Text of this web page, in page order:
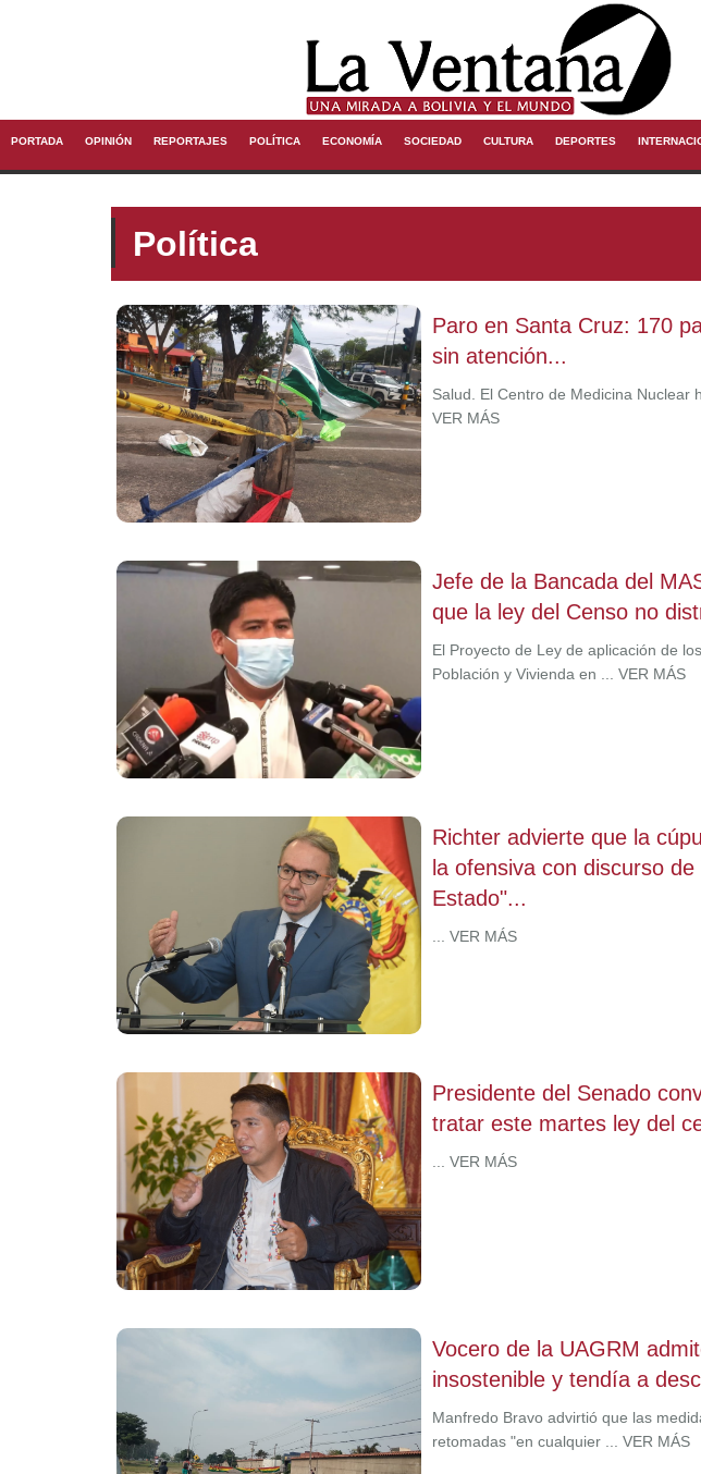
PORTADA OPINIÓN REPORTAJES POLÍTICA ECONOMÍA SOCIEDAD CULTURA DEPORTES
Política
Paro en Santa Cruz: 170
sin atención...
Salud. El Centro de Medicina Nuclear
VER MÁS
Jefe de la Bancada del
que la ley del Censo no
El Proyecto de Ley de aplicación de
Población y Vivienda en ... VER MÁS
Richter advierte que la
la ofensiva con discurso de
Estado"...
... VER MÁS
Presidente del Senado
tratar este martes ley del
... VER MÁS
Vocero de la UAGRM
insostenible y tendía a
Manfredo Bravo advirtió que las
retomadas "en cualquier ... VER MÁS